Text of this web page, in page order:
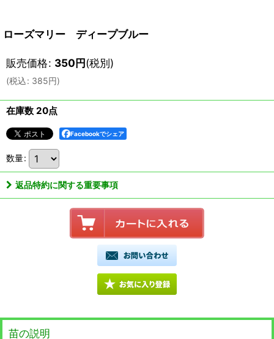
ローズマリー ディープブルー
販売価格: 350円(税別)
(税込: 385円)
在庫数 20点
Facebookでシェア
数量:
返品特約に関する重要事項
苗の説明